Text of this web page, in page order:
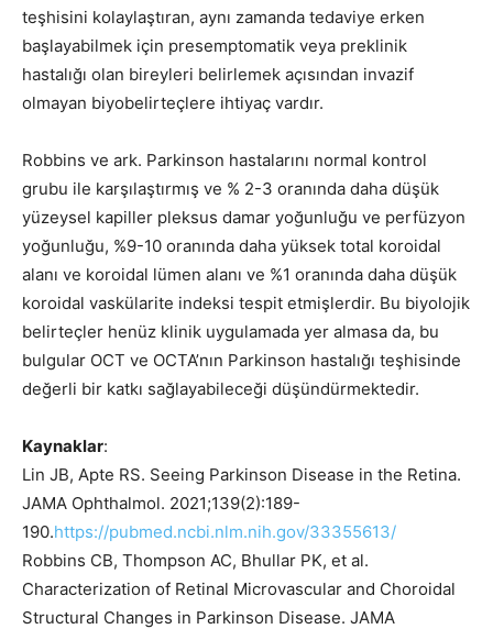
teşhisini kolaylaştıran, aynı zamanda tedaviye erken
başlayabilmek için presemptomatik veya preklinik
hastalığı olan bireyleri belirlemek açısından invazif
olmayan biyobelirteçlere ihtiyaç vardır.
Robbins ve ark. Parkinson hastalarını normal kontrol
grubu ile karşılaştırmış ve % 2-3 oranında daha düşük
yüzeysel kapiller pleksus damar yoğunluğu ve perfüzyon
yoğunluğu, %9-10 oranında daha yüksek total koroidal
alanı ve koroidal lümen alanı ve %1 oranında daha düşük
koroidal vaskülarite indeksi tespit etmişlerdir. Bu biyolojik
belirteçler henüz klinik uygulamada yer almasa da, bu
bulgular OCT ve OCTA’nın Parkinson hastalığı teşhisinde
değerli bir katkı sağlayabileceği düşündürmektedir.
Kaynaklar:
Lin JB, Apte RS. Seeing Parkinson Disease in the Retina.
JAMA Ophthalmol. 2021;139(2):189-
190.https://pubmed.ncbi.nlm.nih.gov/33355613/
Robbins CB, Thompson AC, Bhullar PK, et al.
Characterization of Retinal Microvascular and Choroidal
Structural Changes in Parkinson Disease. JAMA